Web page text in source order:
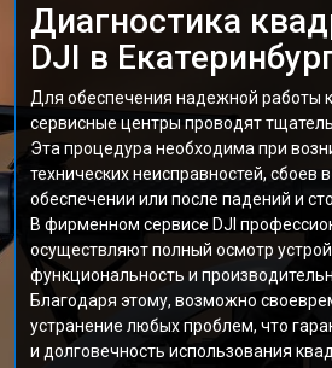
Диагностика
DJI в
Для обеспечения надежной работы
сервисные центры проводят
Эта процедура необходима при
технических неисправностей, сбоев
обеспечении или после падений и
В фирменном сервисе DJI
осуществляют полный осмотр
функциональность и
Благодаря этому, возможно
устранение любых проблем, что
и долговечность использования